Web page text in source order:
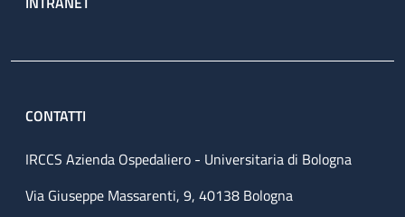
CONTATTI
IRCCS Azienda Ospedaliero - Universitaria di Bologna
Via Giuseppe Massarenti, 9, 40138 Bologna